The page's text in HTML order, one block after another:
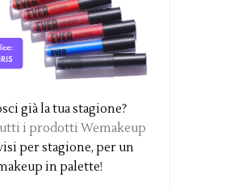
già la tua stagione?
i prodotti Wemakeup
per stagione, per un
in palette!